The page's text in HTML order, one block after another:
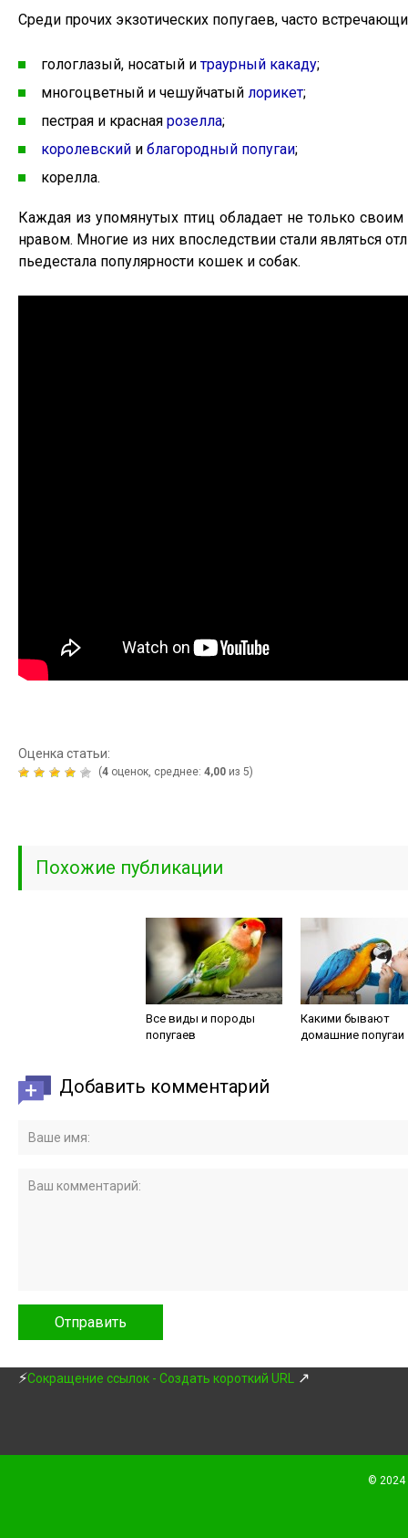
Среди прочих экзотических попугаев, часто
гологлазый, носатый итраурный какаду;
многоцветный и чешуйчатый лорикет;
пестрая и красная розелла;
королевскийи благородный попугаи;
корелла.
Каждая из упомянутых птиц обладает не только
нравом. Многие из них впоследствии стали являться
пьедестала популярности кошек и собак.
Оценка статьи:
(4оценок, среднее: 4,00из 5)
Похожие публикации
Все виды и породы
попугаев
Какими бывают
домашние попугаи
Добавить комментарий
⚡Сокращение ссылок - Создать короткий URL ↗
© 2024